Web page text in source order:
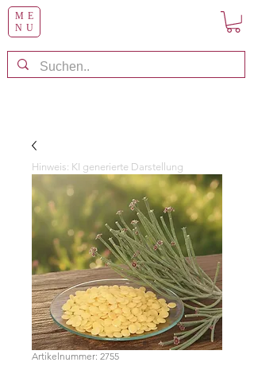
ME
NU
Artikelnummer: 2755
Hinweis: KI generierte Darstellung